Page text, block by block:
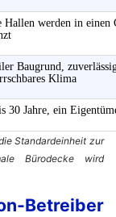
Hallen werden in einen
Baugrund,
Klima
30 Jahre, ein
Standardeinheit zur
Bürodecke wird
Betreiber